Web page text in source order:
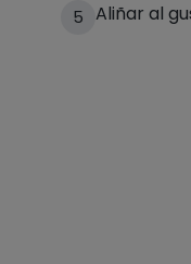
5 Aliñar al